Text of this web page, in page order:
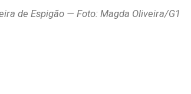
de Espigão — Foto: Magda Oliveira/G1